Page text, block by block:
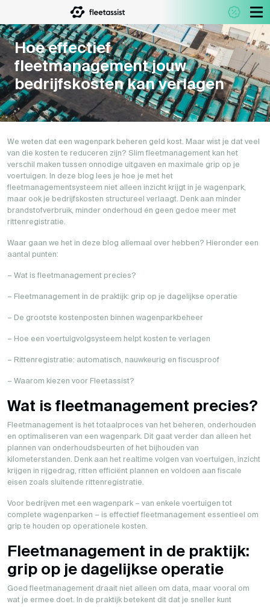
Hoe effectief
fleetmanagement jouw
bedrijfskosten kan verlagen
We weten dat een wagenpark beheren geld kost. Maar wist je dat veel
van die kosten te reduceren zijn? Slim fleetmanagement kan het
verschil maken tussen onnodige uitgaven en maximale grip op je
voertuigen. In deze blog lees je hoe je met het
fleetmanagementsysteem niet alleen inzicht krijgt in je wagenpark,
maar ook je bedrijfskosten structureel verlaagt. Denk aan minder
brandstofverbruik, minder onderhoud én geen gedoe meer met
rittenregistratie.
Waar gaan we het in deze blog allemaal over hebben? Hieronder een
aantal punten:
– Wat is fleetmanagement precies?
– Fleetmanagement in de praktijk: grip op je dagelijkse operatie
– De grootste kostenposten binnen wagenparkbeheer
– Hoe een voertuigvolgsysteem helpt kosten te verlagen
– Rittenregistratie: automatisch, nauwkeurig en fiscusproof
– Waarom kiezen voor Fleetassist?
Wat is fleetmanagement precies?
Fleetmanagement is het totaalproces van het beheren, onderhouden
en optimaliseren van een wagenpark. Dit gaat verder dan alleen het
plannen van onderhoudsbeurten of het bijhouden van
kilometerstanden. Denk aan het realtime volgen van voertuigen, inzicht
krijgen in rijgedrag, ritten efficiënt plannen en voldoen aan fiscale
eisen zoals sluitende rittenregistratie.
Voor bedrijven met een wagenpark – van enkele voertuigen tot
complete wagenparken – is effectief fleetmanagement essentieel om
grip te houden op operationele kosten.
Fleetmanagement in de praktijk:
grip op je dagelijkse operatie
Goed fleetmanagement draait niet alleen om data, maar vooral om
wat je ermee doet. In de praktijk betekent dit dat je sneller kunt